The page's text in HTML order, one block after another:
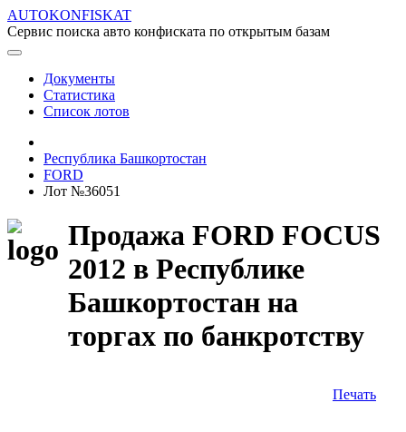
AUTOKONFISKAT
Сервис поиска авто конфиската по открытым базам
Документы
Статистика
Список лотов
Республика Башкортостан
FORD
Лот №36051
Продажа FORD FOCUS
2012 в Республике
Башкортостан на
торгах по банкротству
Печать